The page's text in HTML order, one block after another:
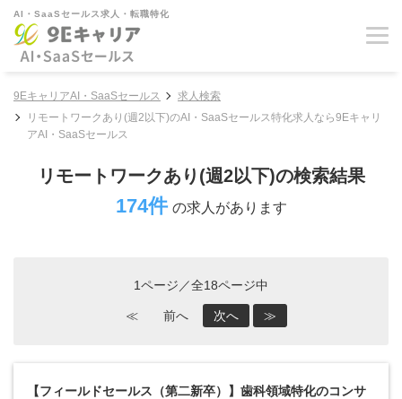
AI・SaaSセールス求人・転職特化
9EキャリアAI・SaaSセールス
求人検索
リモートワークあり(週2以下)のAI・SaaSセールス特化求人なら9Eキャリ
アAI・SaaSセールス
リモートワークあり(週2以下)の検索結果
174件 の求人があります
1ページ／全18ページ中
≪ 前へ 次へ ≫
【フィールドセールス（第二新卒）】歯科領域特化のコンサ